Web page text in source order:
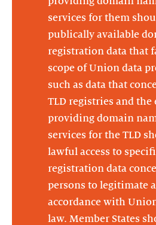
services for them
publically available
registration data that
scope of Union data
such as data that
TLD registries and the
providing domain
services for the TLD
lawful access to
registration data
persons to legitimate
accordance with
law. Member States